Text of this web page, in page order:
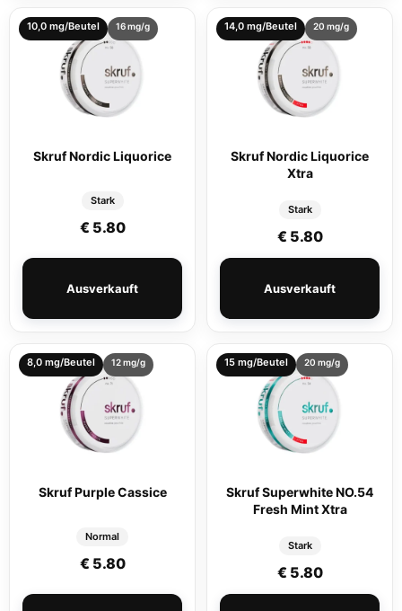
10,0 mg/Beutel 16 mg/g
Skruf Nordic Liquorice
Stark
€ 5.80
Ausverkauft
14,0 mg/Beutel 20 mg/g
Skruf Nordic Liquorice
Xtra
Stark
€ 5.80
Ausverkauft
8,0 mg/Beutel 12 mg/g
Skruf Purple Cassice
Normal
€ 5.80
15 mg/Beutel 20 mg/g
Skruf Superwhite NO.54
Fresh Mint Xtra
Stark
€ 5.80